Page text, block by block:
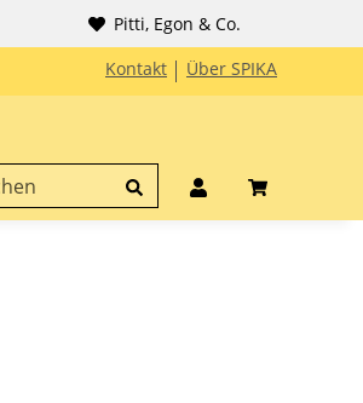
Pitti, Egon & Co.
Kontakt
Über SPIKA